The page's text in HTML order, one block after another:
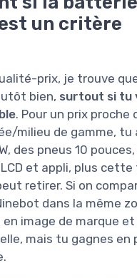
un critère
prix, je trouve
bien, surtout si tu
. Pour un prix proche
milieu de gamme, tu
des pneus 10
et appli, plus
retirer. Si on
dans la même
en image de marque
mais tu gagnes en